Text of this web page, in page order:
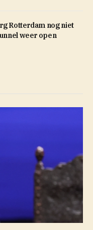
Rotterdam nog niet
weer open